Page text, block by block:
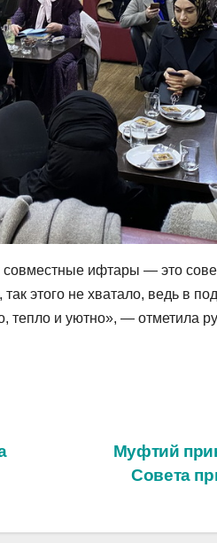
ифтары — это
этого не хватало, ведь в
тепло и уютно», — отметила
Муфтий
Совета